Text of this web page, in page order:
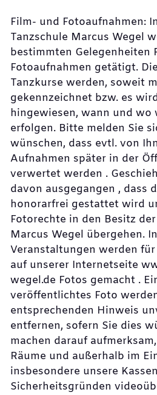
Film- und Fotoaufnahmen:
Tanzschule Marcus Wegel
bestimmten Gelegenheiten
Fotoaufnahmen getätigt.
Tanzkurse werden, soweit
gekennzeichnet bzw. es
hingewiesen, wann und wo
erfolgen. Bitte melden Sie
wünschen, dass evtl. von
Aufnahmen später in der
verwertet werden .
davon ausgegangen , dass
honorarfrei gestattet wird
Fotorechte in den Besitz
Marcus Wegel übergehen.
Veranstaltungen werden
auf unserer Internetseite
wegel.de Fotos gemacht .
veröffentlichtes Foto
entsprechenden Hinweis
entfernen, sofern Sie dies
machen darauf
Räume und außerhalb im
insbesondere unsere
Sicherheitsgründen